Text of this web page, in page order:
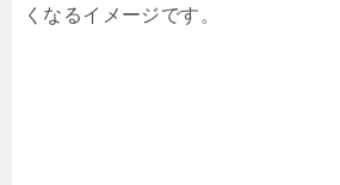
くなるイメージです。